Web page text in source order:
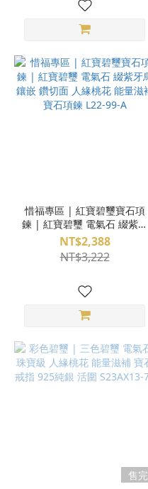
惜福專區 | 紅寶碧璽寶石項
鍊 | 紅寶碧璽 電氣石 綴紫牙
烏 鑲嵌 鑽切面 人緣桃花 能
量滋補 寶石項鍊 L22-99-A
NT$2,388
NT$3,222
售完